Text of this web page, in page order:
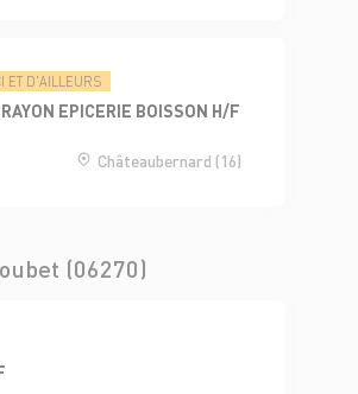
ET D'AILLEURS
EPICERIE BOISSON H/F
Châteaubernard (16)
(06270)